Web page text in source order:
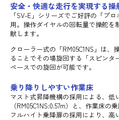
安全・快適な走行を実現する操
「SV-E」シリーズでご好評の「プ
用。操作ダイヤルの回転量で操舵を
献します。
クローラー式の「RM05C1NS」は
ることでその場旋回する「スピンタ
ペースでの旋回が可能です。
乗り降りしやすい作業床
マスト式昇降機構の採用による、低
（RM05C1NS:0.57m）と、作業床
フルハイト乗降扉の採用により、高